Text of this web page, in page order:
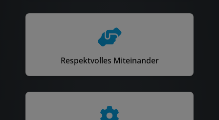
Respektvolles Miteinander